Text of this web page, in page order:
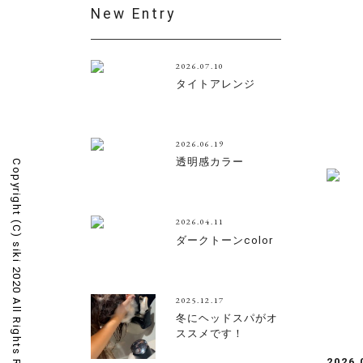
New Entry
2026.07.10
タイトアレンジ
2026.06.19
透明感カラー
2026.04.11
ダークトーンcolor
2025.12.17
冬にヘッドスパがオ
ススメです！
Copyright (C)